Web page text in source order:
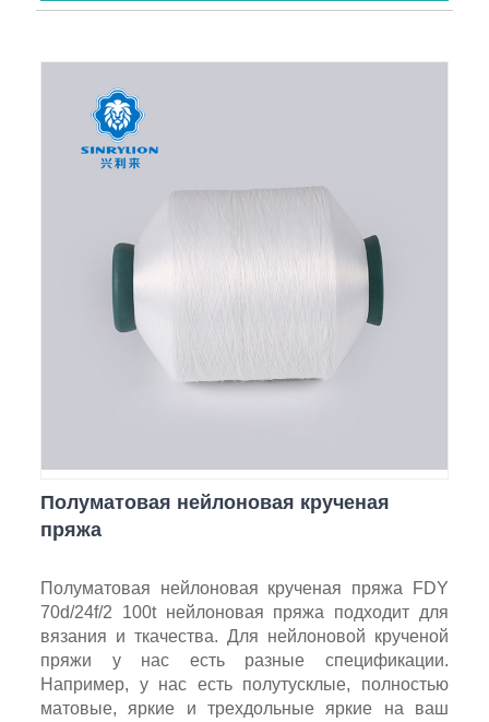
Полуматовая нейлоновая крученая
пряжа
Полуматовая нейлоновая крученая пряжа FDY
70d/24f/2 100t нейлоновая пряжа подходит для
вязания и ткачества. Для нейлоновой крученой
пряжи у нас есть разные спецификации.
Например, у нас есть полутусклые, полностью
матовые, яркие и трехдольные яркие на ваш